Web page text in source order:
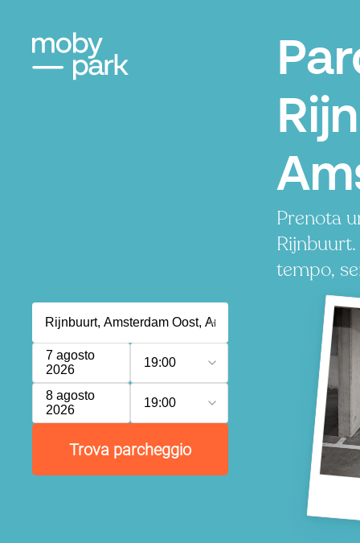
Prenota
tempo,
7 agosto
2026
19:00
8 agosto
2026
19:00
Trova parcheggio
P
P
P
P